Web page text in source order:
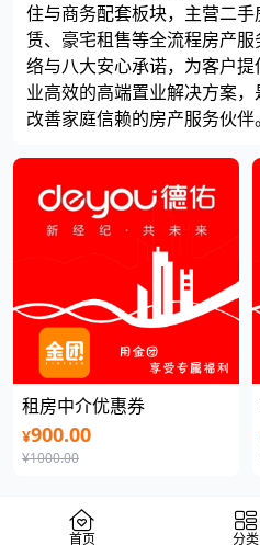
住与商务配套板块，主营二
赁、豪宅租售等全流程房产
络与八大安心承诺，为客户
业高效的高端置业解决方案
改善家庭信赖的房产服务伙伴。
租房中介优惠券
¥900.00
¥1000.00
首页 分类